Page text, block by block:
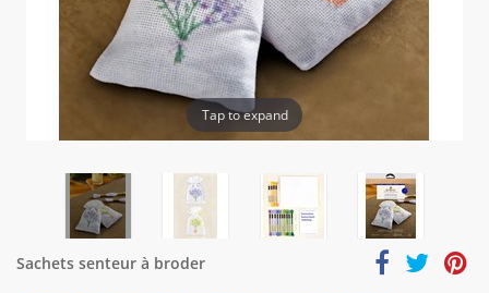
Tap to expand
Sachets senteur à broder